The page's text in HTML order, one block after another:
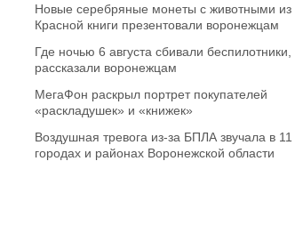
Новые серебряные монеты с животными из
Красной книги презентовали воронежцам
Где ночью 6 августа сбивали беспилотники,
рассказали воронежцам
МегаФон раскрыл портрет покупателей
«раскладушек» и «книжек»
Воздушная тревога из-за БПЛА звучала в 11
городах и районах Воронежской области